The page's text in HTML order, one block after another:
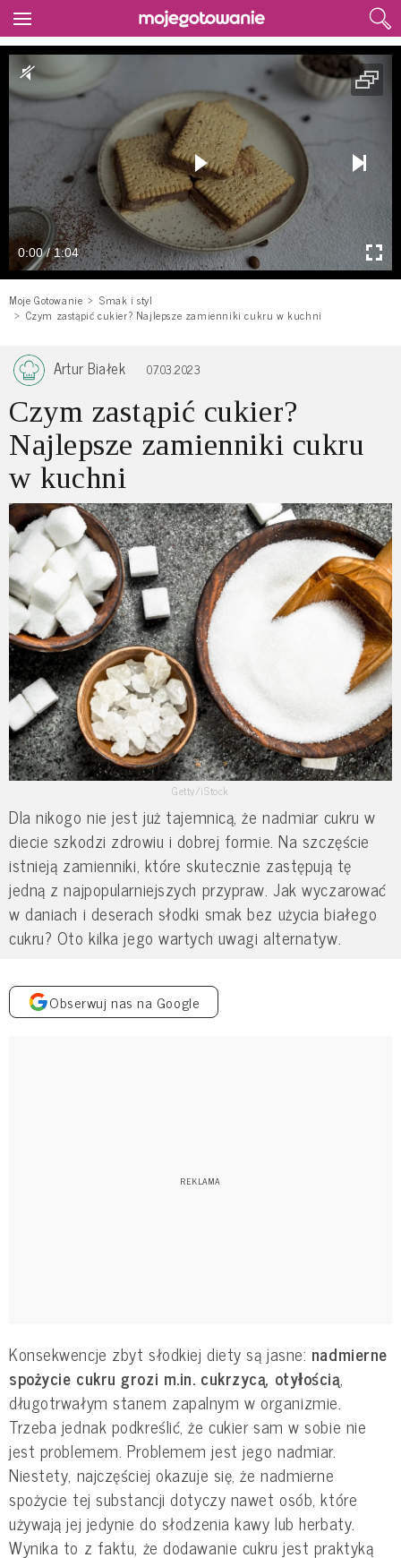
0:00 / 1:04
Moje Gotowanie
Smak i styl
Czym zastąpić cukier? Najlepsze zamienniki cukru w kuchni
Artur Białek 07.03.2023
Czym zastąpić cukier?
Najlepsze zamienniki cukru
w kuchni
Getty/iStock
Dla nikogo nie jest już tajemnicą, że nadmiar cukru w
diecie szkodzi zdrowiu i dobrej formie. Na szczęście
istnieją zamienniki, które skutecznie zastępują tę
jedną z najpopularniejszych przypraw. Jak wyczarować
w daniach i deserach słodki smak bez użycia białego
cukru? Oto kilka jego wartych uwagi alternatyw.
Obserwuj nas na Google
Konsekwencje zbyt słodkiej diety są jasne: nadmierne
spożycie cukru grozi m.in. cukrzycą, otyłością,
długotrwałym stanem zapalnym w organizmie.
Trzeba jednak podkreślić, że cukier sam w sobie nie
jest problemem. Problemem jest jego nadmiar.
Niestety, najczęściej okazuje się, że nadmierne
spożycie tej substancji dotyczy nawet osób, które
używają jej jedynie do słodzenia kawy lub herbaty.
Wynika to z faktu, że dodawanie cukru jest praktyką